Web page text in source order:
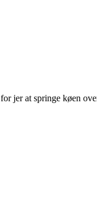
jer at springe køen